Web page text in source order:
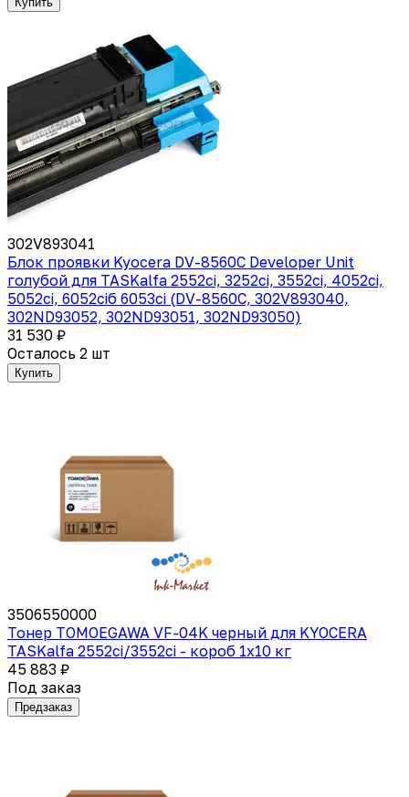
302V893041
Блок проявки Kyocera DV-8560C Developer Unit
голубой для TASKalfa 2552ci, 3252ci, 3552ci, 4052ci,
5052ci, 6052ciб 6053ci (DV-8560C, 302V893040,
302ND93052, 302ND93051, 302ND93050)
31 530 ₽
Осталось 2 шт
Купить
3506550000
Тонер TOMOEGAWA VF-04K черный для KYOCERA
TASKalfa 2552ci/3552ci - короб 1х10 кг
45 883 ₽
Под заказ
Предзаказ